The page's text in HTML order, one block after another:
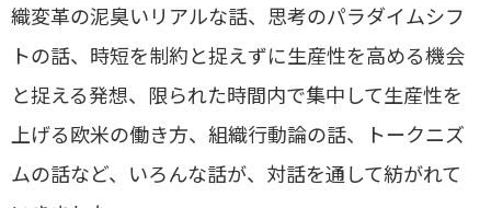
織変革の泥臭いリアルな話、思考のパラダイムシフ
トの話、時短を制約と捉えずに生産性を高める機会
と捉える発想、限られた時間内で集中して生産性を
上げる欧米の働き方、組織行動論の話、トークニズ
ムの話など、いろんな話が、対話を通して紡がれて